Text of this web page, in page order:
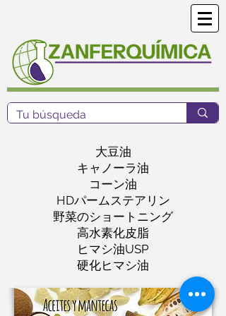
大豆油
キャノーラ油
コーン油
HDパームステアリン
野菜のショートニング
高水素化皮脂
ヒマシ油USP
硬化ヒマシ油